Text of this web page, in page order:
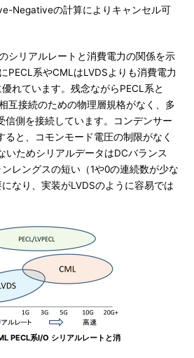
Negativeの計算によりキャンセル可
シリアルレートと消費電力の関係を示
PECL系やCMLはLVDSよりも消費電力
れています。残念ながらPECL系と
互接続のための物理層規格がなく、多
信側を接続しています。コンデンサー
ると、コモンモード電圧の制限がなく
いためシリアルデータはDCバランス
ンレングスの短い（1や0の連続数が少な
なり、実装がLVDSのように容易では
PECL系I/O シリアルレートと消